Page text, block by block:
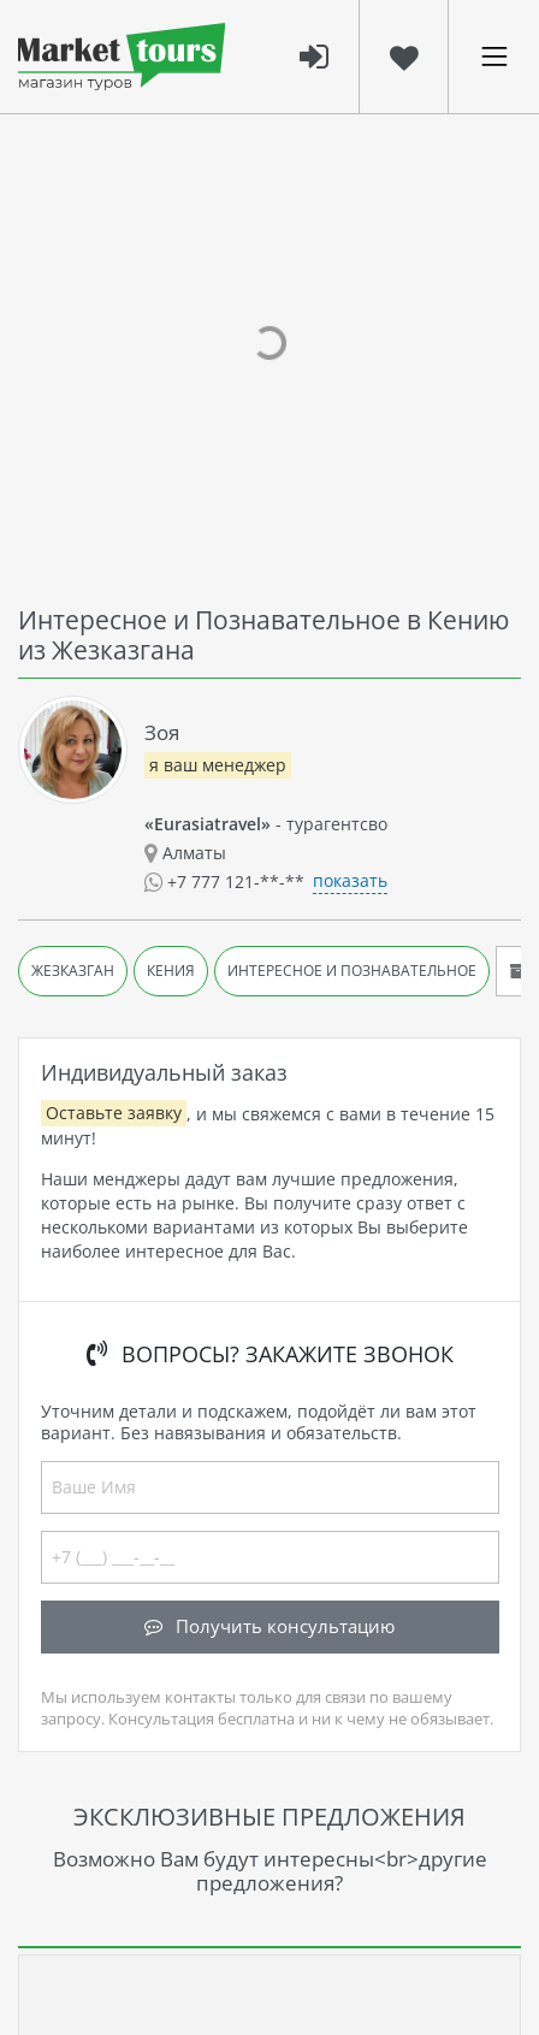
Интересное и Познавательное в Кению
из Жезказгана
Индивидуальный заказ
Оставьте заявку , и мы свяжемся с вами в течение 15
минут!
Наши менджеры дадут вам лучшие предложения,
которые есть на рынке. Вы получите сразу ответ с
несколькоми вариантами из которых Вы выберите
наиболее интересное для Вас.
ВОПРОСЫ? ЗАКАЖИТЕ ЗВОНОК
Уточним детали и подскажем, подойдёт ли вам этот
вариант. Без навязывания и обязательств.
Получить консультацию
Мы используем контакты только для связи по вашему
запросу. Консультация бесплатна и ни к чему не обязывает.
ЭКСКЛЮЗИВНЫЕ ПРЕДЛОЖЕНИЯ
Возможно Вам будут интересны<br>другие
предложения?
Зоя
я ваш менеджер
«Eurasiatravel» - турагентсво
Алматы
+7 777 121-**-** показать
ЖЕЗКАЗГАН КЕНИЯ ИНТЕРЕСНОЕ И ПОЗНАВАТЕЛЬНОЕ